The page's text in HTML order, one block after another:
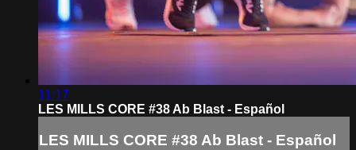
11:17
LES MILLS CORE #38 Ab Blast - Español
LES MILLS CORE #38 Ab Blast - Español